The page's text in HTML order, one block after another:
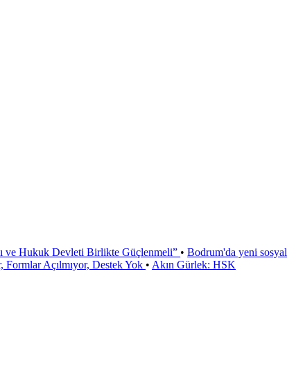
ve Hukuk Devleti Birlikte Güçlenmeli” • Bodrum'da yeni sosyal
Açılmıyor, Destek Yok • Akın Gürlek: HSK